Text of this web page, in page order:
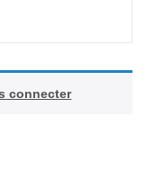
connecter